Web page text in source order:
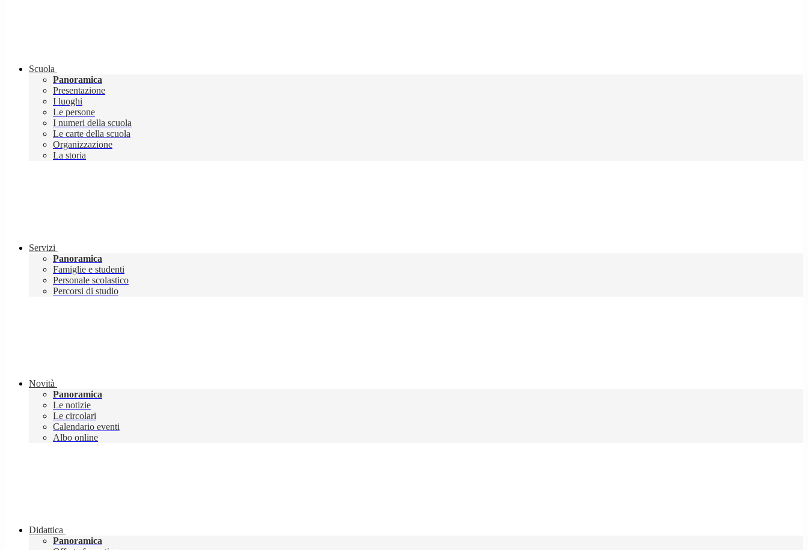
Scuola
Panoramica
Presentazione
I luoghi
Le persone
I numeri della scuola
Le carte della scuola
Organizzazione
La storia
Servizi
Panoramica
Famiglie e studenti
Personale scolastico
Percorsi di studio
Novità
Panoramica
Le notizie
Le circolari
Calendario eventi
Albo online
Didattica
Panoramica